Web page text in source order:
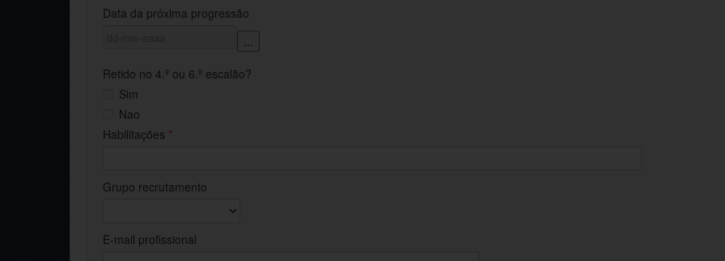
Data da próxima progressão
...
Retido no 4.º ou 6.º escalão?
Sim
Nao
Habilitações *
Grupo recrutamento
E-mail profissional